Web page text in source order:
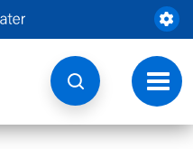
토
글
내
비